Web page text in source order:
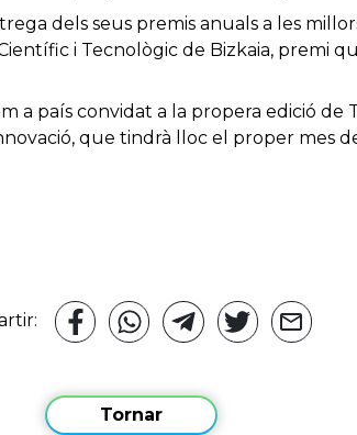
dels seus premis anuals a les
i Tecnològic de Bizkaia, premi
a país convidat a la propera edició de
que tindrà lloc el proper mes
Tornar